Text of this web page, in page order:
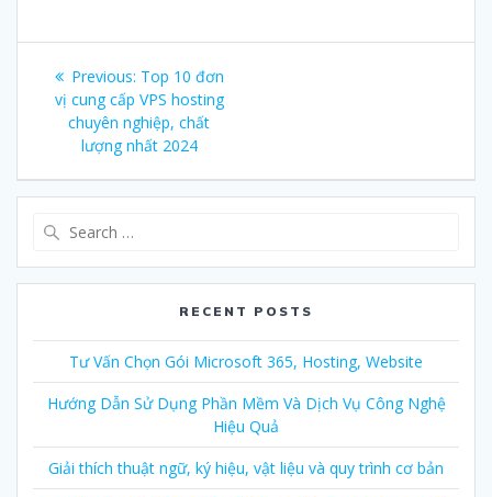
Post
navigation
Previous: Previous
post:
Top 10 đơn
vị cung cấp VPS hosting
chuyên nghiệp, chất
lượng nhất 2024
RECENT POSTS
Tư Vấn Chọn Gói Microsoft 365, Hosting, Website
Hướng Dẫn Sử Dụng Phần Mềm Và Dịch Vụ Công Nghệ
Hiệu Quả
Giải thích thuật ngữ, ký hiệu, vật liệu và quy trình cơ bản